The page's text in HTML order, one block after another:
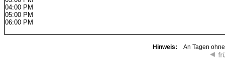
04:00 PM
05:00 PM
06:00 PM
Hinweis: An Tagen